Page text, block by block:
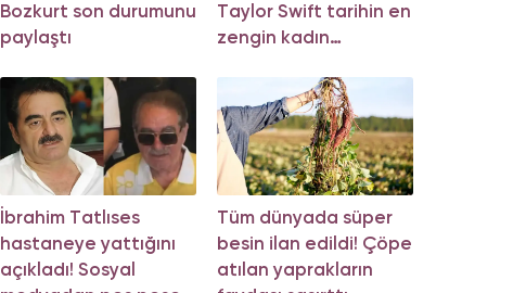
Bozkurt son durumunu
paylaştı
Taylor Swift tarihin en
zengin kadın
İbrahim Tatlıses
hastaneye yattığını
açıkladı! Sosyal
Tüm dünyada süper
besin ilan edildi! Çöpe
atılan yaprakların